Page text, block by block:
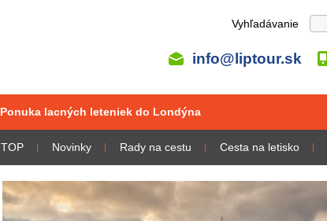
Vyhľadávanie
info@liptour.sk
Ponuka lacných leteniek do Londýna
TOP Novinky Rady na cestu Cesta na letisko